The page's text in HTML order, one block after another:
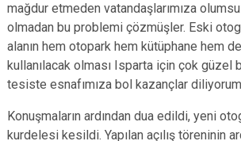
mağdur etmeden vatandaşlarımıza
olmadan bu problemi çözmüşler. Eski
alanın hem otopark hem kütüphane hem
kullanılacak olması Isparta için çok güzel
tesiste esnafımıza bol kazançlar
Konuşmaların ardından dua edildi, yeni
kurdelesi kesildi. Yapılan açılış töreninin